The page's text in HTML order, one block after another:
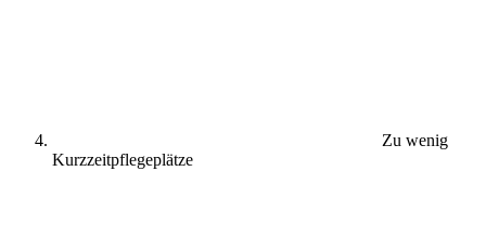
Zu wenig
Kurzzeitpflegeplätze